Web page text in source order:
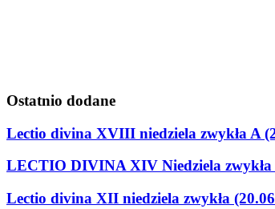
Ostatnio dodane
Lectio divina XVIII niedziela zwykła A
LECTIO DIVINA XIV Niedziela
Lectio divina XII niedziela zwykła